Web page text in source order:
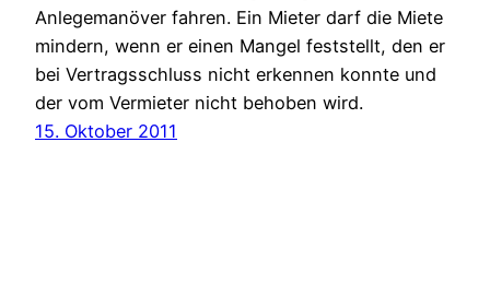
Anlegemanöver fahren. Ein Mieter darf die Miete
mindern, wenn er einen Mangel feststellt, den er
bei Vertragsschluss nicht erkennen konnte und
der vom Vermieter nicht behoben wird.
15. Oktober 2011